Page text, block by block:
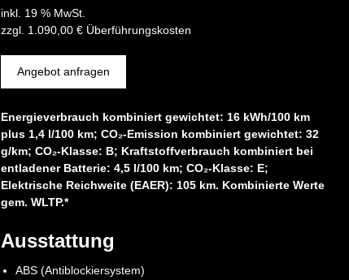
inkl. 19 % MwSt.
zzgl. 1.090,00 € Überführungskosten
Angebot anfragen
Energieverbrauch kombiniert gewichtet: 16 kWh/100 km
plus 1,4 l/100 km; CO₂-Emission kombiniert gewichtet: 32
g/km; CO₂-Klasse: B; Kraftstoffverbrauch kombiniert bei
entladener Batterie: 4,5 l/100 km; CO₂-Klasse: E;
Elektrische Reichweite (EAER): 105 km. Kombinierte Werte
gem. WLTP.*
Ausstattung
ABS (Antiblockiersystem)